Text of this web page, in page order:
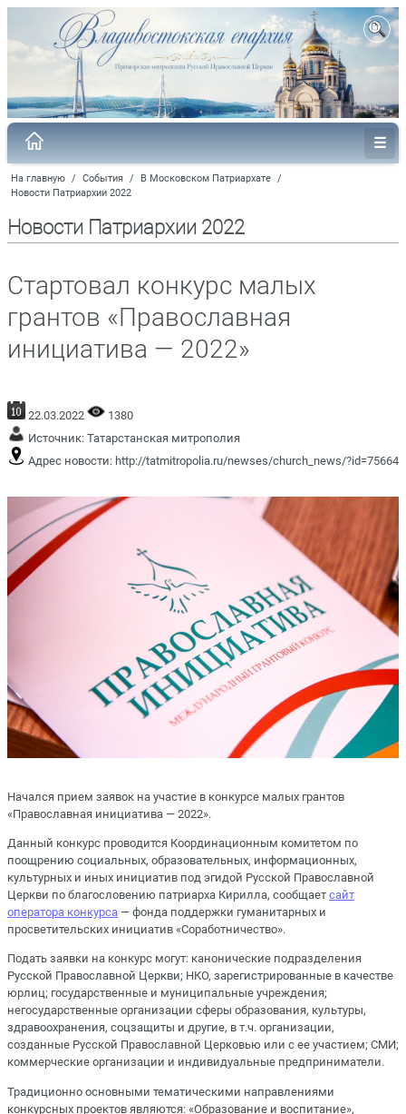
На главную / События / В Московском Патриархате /
Новости Патриархии 2022
Новости Патриархии 2022
Стартовал конкурс малых
грантов «Православная
инициатива — 2022»
22.03.2022
1380
Источник: Татарстанская митрополия
Адрес новости: http://tatmitropolia.ru/newses/church_news/?id=75664
Начался прием заявок на участие в конкурсе малых грантов
«Православная инициатива — 2022».
Данный конкурс проводится Координационным комитетом по
поощрению социальных, образовательных, информационных,
культурных и иных инициатив под эгидой Русской Православной
Церкви по благословению патриарха Кирилла, сообщает сайт
оператора конкурса — фонда поддержки гуманитарных и
просветительских инициатив «Соработничество».
Подать заявки на конкурс могут: канонические подразделения
Русской Православной Церкви; НКО, зарегистрированные в качестве
юрлиц; государственные и муниципальные учреждения;
негосударственные организации сферы образования, культуры,
здравоохранения, соцзащиты и другие, в т.ч. организации,
созданные Русской Православной Церковью или с ее участием; СМИ;
коммерческие организации и индивидуальные предприниматели.
Традиционно основными тематическими направлениями
конкурсных проектов являются: «Образование и воспитание»,